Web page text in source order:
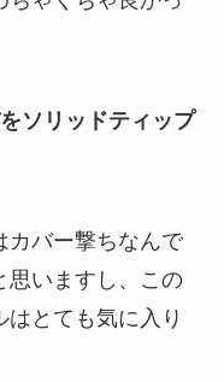
ソリッドティップ
カバー撃ちなんで
思いますし、この
はとても気に入り